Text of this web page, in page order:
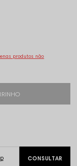
produtos não